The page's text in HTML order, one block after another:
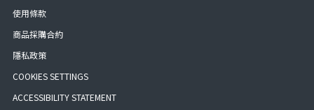
使用條款
商品採購合約
隱私政策
COOKIES SETTINGS
ACCESSIBILITY STATEMENT